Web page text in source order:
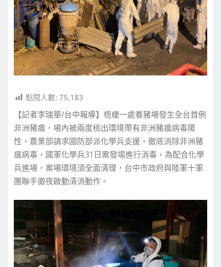
點閱人數: 75,183
【記者李瑞華/台中報導】梧棲一處養豬場發生全台首例
非洲豬瘟，場內被兩度檢出環境帶有非洲豬瘟病毒陽
性，農業部請求國防部派化學兵支援，徹底消除非洲豬
瘟病毒，國軍化學兵31日案發埸進行消毒，為配合化學
兵進場，案場環境須全面清理，台中市政府與陸軍十軍
團聯手徹夜啟動清消動作。